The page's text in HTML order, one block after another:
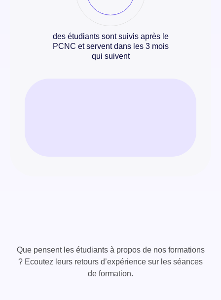
des étudiants sont suivis après le
PCNC et servent dans les 3 mois
qui suivent
Que pensent les étudiants à propos de nos formations
? Ecoutez leurs retours d’expérience sur les séances
de formation.